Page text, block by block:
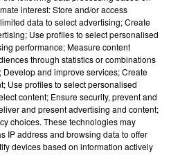
Lieb s’essaye à la vie de chatelain
son nouveau clip
interest: Store and/or access
data to select advertising; Create
Use profiles to select personalised
performance; Measure content
through statistics or combinations
Develop and improve services; Create
Use profiles to select personalised
content; Ensure security, prevent and
and present advertising and content;
choices. These technologies may
IP address and browsing data to offer
devices based on information actively